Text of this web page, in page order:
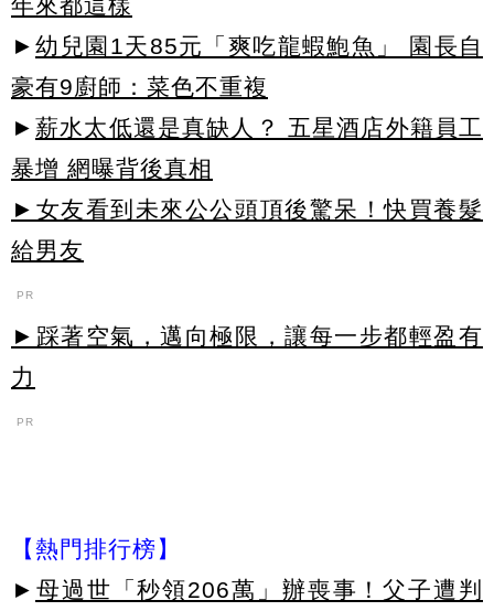
► 幼兒園1天85元「爽吃龍蝦鮑魚」 園長自
豪有9廚師：菜色不重複
► 薪水太低還是真缺人？ 五星酒店外籍員工
暴增 網曝背後真相
►女友看到未來公公頭頂後驚呆！快買養髮
給男友
PR
►踩著空氣，邁向極限，讓每一步都輕盈有
力
PR
【熱門排行榜】
► 母過世「秒領206萬」辦喪事！父子遭判